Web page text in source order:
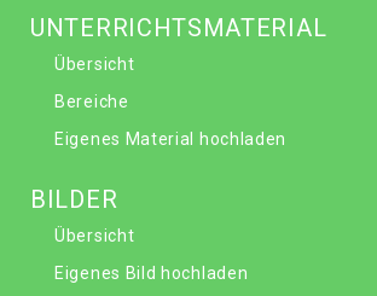
UNTERRICHTSMATERIAL
Übersicht
Bereiche
Eigenes Material hochladen
BILDER
Übersicht
Eigenes Bild hochladen